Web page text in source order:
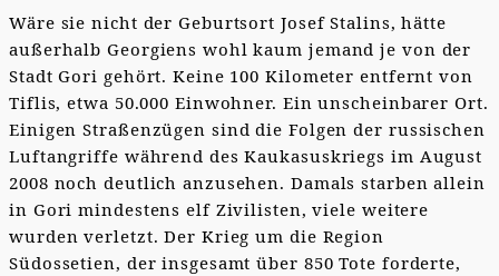
Wäre sie nicht der Geburtsort Josef Stalins, hätte
außerhalb Georgiens wohl kaum jemand je von der
Stadt Gori gehört. Keine 100 Kilometer entfernt von
Tiflis, etwa 50.000 Einwohner. Ein unscheinbarer Ort.
Einigen Straßenzügen sind die Folgen der russischen
Luftangriffe während des Kaukasuskriegs im August
2008 noch deutlich anzusehen. Damals starben allein
in Gori mindestens elf Zivilisten, viele weitere
wurden verletzt. Der Krieg um die Region
Südossetien, der insgesamt über 850 Tote forderte,